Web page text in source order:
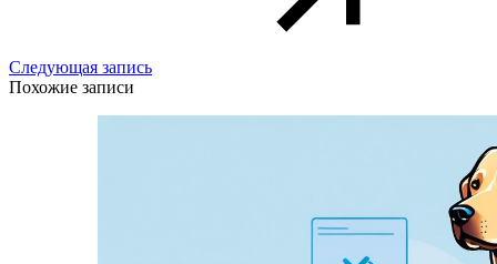
Следующая запись
Похожие записи